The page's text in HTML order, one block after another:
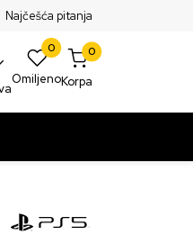
RSD
Najčešća pitanja
0
Omiljeno
0
Korpa